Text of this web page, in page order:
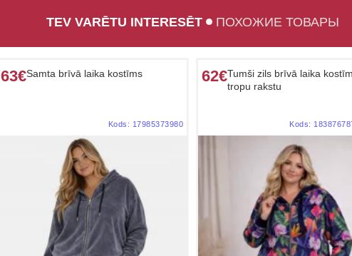
TEV VARĒTU INTERESĒT ПОХОЖИЕ ТОВАРЫ
63€Samta brīvā laika kostīms
Kods: 17985373980
62€Tumši zils brīvā laika
tropu rakstu
Kods: